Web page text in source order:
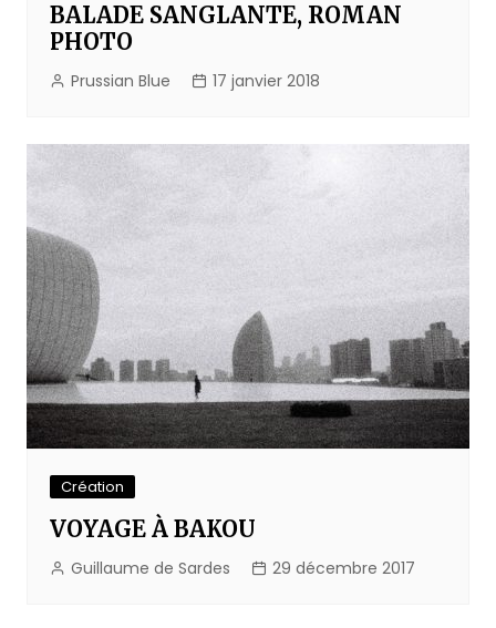
BALADE SANGLANTE, ROMAN
PHOTO
Prussian Blue 17 janvier 2018
Création
VOYAGE À BAKOU
Guillaume de Sardes 29 décembre 2017